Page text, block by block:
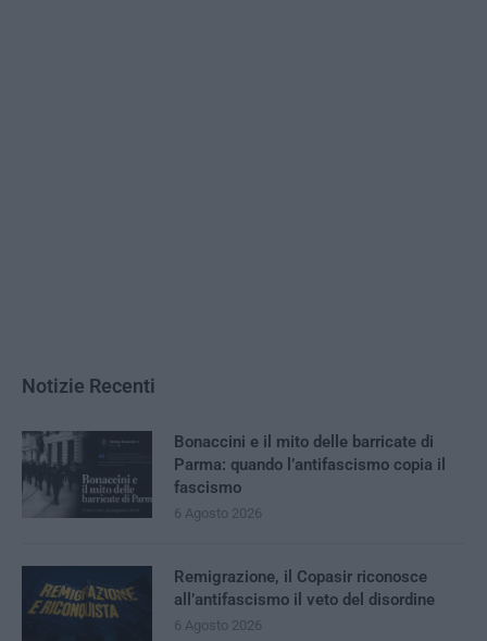
Notizie Recenti
Bonaccini e il mito delle barricate di
Parma: quando l’antifascismo copia il
fascismo
6 Agosto 2026
Remigrazione, il Copasir riconosce
all’antifascismo il veto del disordine
6 Agosto 2026